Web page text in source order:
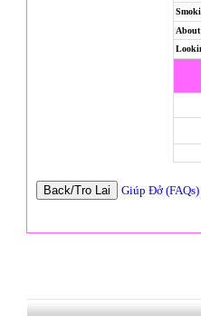
Giúp Đở (FAQs)